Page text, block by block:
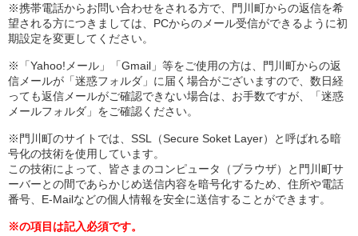
※携帯電話からお問い合わせをされる方で、門川町からの返信を希
望される方につきましては、PCからのメール受信ができるように初
期設定を変更してください。
※「Yahoo!メール」「Gmail」等をご使用の方は、門川町からの返
信メールが「迷惑フォルダ」に届く場合がございますので、数日経
っても返信メールがご確認できない場合は、お手数ですが、「迷惑
メールフォルダ」をご確認ください。
※門川町のサイトでは、SSL（Secure Soket Layer）と呼ばれる暗
号化の技術を使用しています。
この技術によって、皆さまのコンピュータ（ブラウザ）と門川町サ
ーバーとの間であらかじめ送信内容を暗号化するため、住所や電話
番号、E-Mailなどの個人情報を安全に送信することができます。
※の項目は記入必須です。